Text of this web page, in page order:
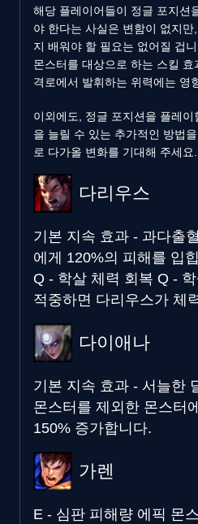
해당 플레이어들이 정글 포지션
야 한다는 사실은 변함이 없지
지 배워야 할 필요는 없어질 겁
몬스터를 대상으로 하는 스킬
격로에서 발휘하는 위력에는 영
이외에도, 정글 포지션을 플레
을 늘릴 수 있는 추가적인 방법
로 다가올 변화를 기대해 주세요.
다리우스
기본 지속 효과 - 과다출
에게 120%의 피해를 입
Q - 학살 체력 회복 Q -
적중하면 다리우스가 체
다이애나
기본 지속 효과 - 서늘한
몬스터를 제외한 몬스터
150% 증가합니다.
가렌
E - 심판 피해량 에픽 몬